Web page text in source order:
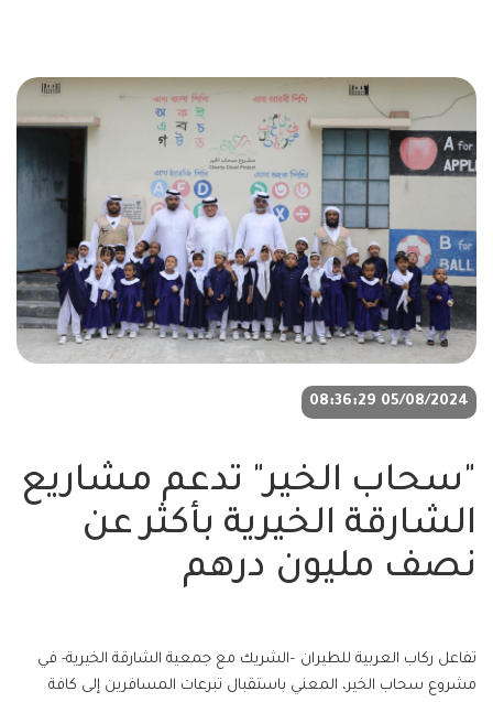
05/08/2024 08:36:29
"سحاب الخير" تدعم مشاريع
الشارقة الخيرية بأكثر عن
نصف مليون درهم
تفاعل ركاب العربية للطيران –الشريك مع جمعية الشارقة الخيرية- في
مشروع سحاب الخير، المعني باستقبال تبرعات المسافرين إلى كافة